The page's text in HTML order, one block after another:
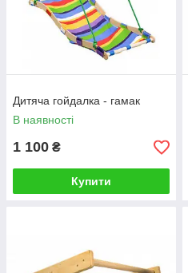
Дитяча гойдалка - гамак
В наявності
1 100 ₴
Купити